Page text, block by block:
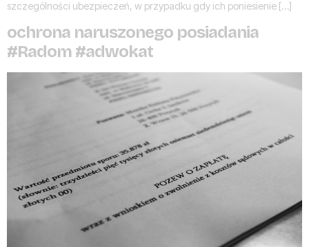
szczególności ubezpieczeń, w przypadku gdy ich poniesienie […]
ochrona naruszonego posiadania
#Radom #adwokat